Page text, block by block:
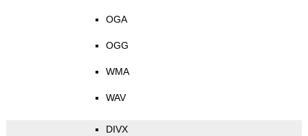
OGA
OGG
WMA
WAV
DIVX